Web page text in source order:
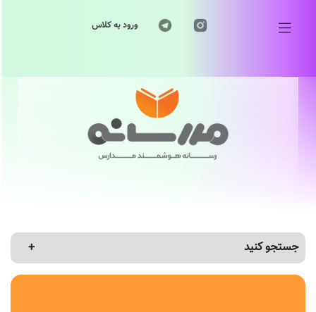
ورود به کلاس
جستجو کنید